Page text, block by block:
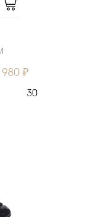
980 ₽
30